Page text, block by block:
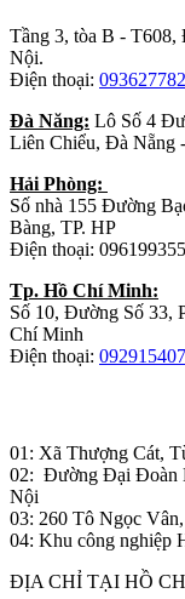
Tầng 3, tòa B -
Nội.
Điện thoại:
Đà Năng: Lô Số 4
Liên Chiểu, Đà Nẵng
Hải Phòng:
Số nhà 155 Đường
Bàng, TP. HP
Điện thoại:
Tp. Hồ Chí Minh:
Số 10, Đường Số 33,
Chí Minh
Điện thoại:
01: Xã Thượng Cát,
02: Đường Đại Đoàn
Nội
03: 260 Tô Ngọc
04: Khu công nghiệp
ĐỊA CHỈ TẠI HỒ